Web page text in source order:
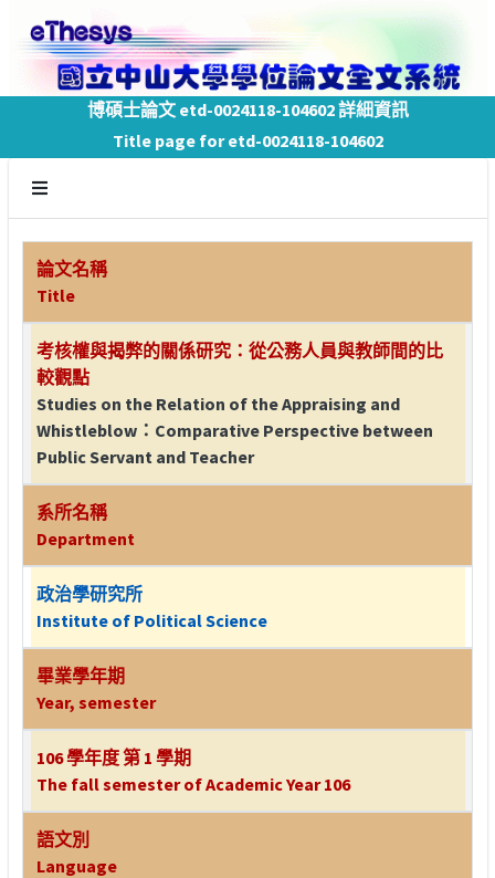
博碩士論文 etd-0024118-104602 詳細資訊
Title page for etd-0024118-104602
論文名稱
Title
考核權與揭弊的關係研究：從公務人員與教師間的比
較觀點
Studies on the Relation of the Appraising and
Whistleblow：Comparative Perspective between
Public Servant and Teacher
系所名稱
Department
政治學研究所
Institute of Political Science
畢業學年期
Year, semester
106 學年度 第 1 學期
The fall semester of Academic Year 106
語文別
Language